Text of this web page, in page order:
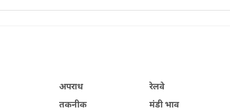
अपराध रेलवे
तकनीक मंडी भाव